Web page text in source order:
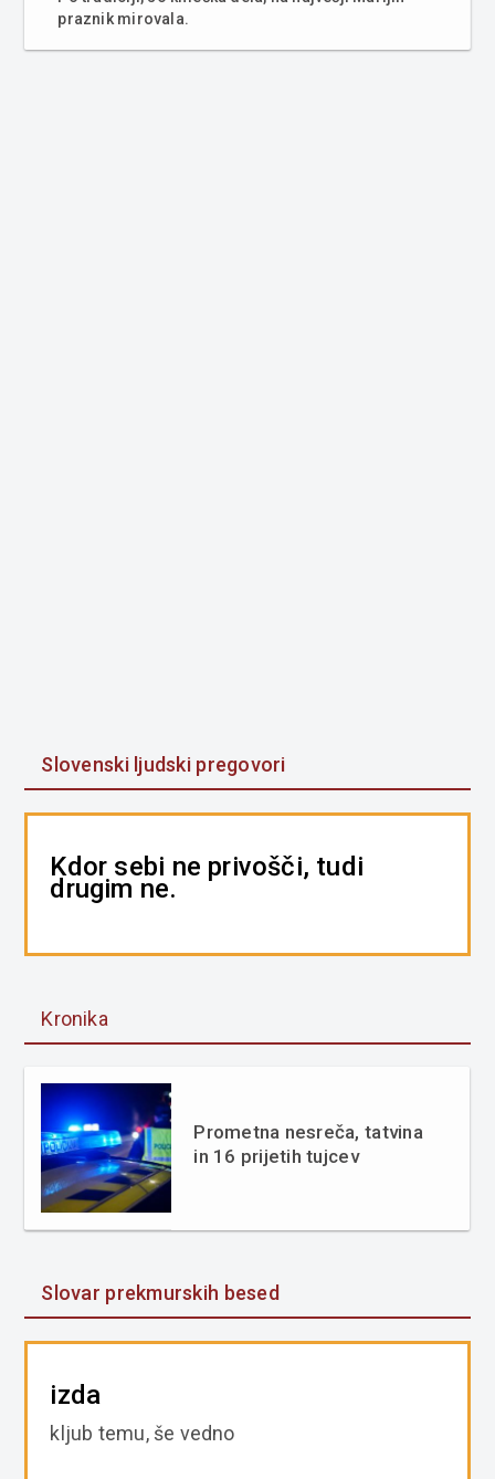
praznik mirovala.
Slovenski ljudski pregovori
Kdor sebi ne privošči, tudi
drugim ne.
Kronika
Prometna nesreča, tatvina
in 16 prijetih tujcev
Slovar prekmurskih besed
izda
kljub temu, še vedno